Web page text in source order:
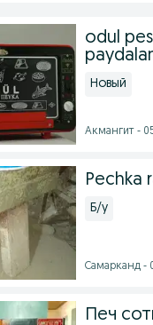
odul
Новый
Акмангит - 05
Pechka
Б/у
Самарканд -
Печ